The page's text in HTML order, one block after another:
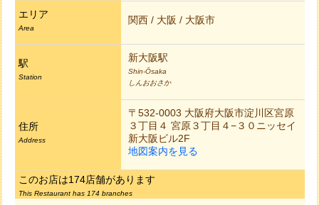
エリア
Area
関西 / 大阪 / 大阪市
駅
Station
新大阪駅
Shin-Ōsaka
しんおおさか
住所
Address
〒532-0003 大阪府大阪市淀川区宮原
３丁目４ 宮原３丁目４−３０ニッセイ
新大阪ビル2F
地図案内を見る
このお店は174店舗があります
This Restaurant has 174 branches